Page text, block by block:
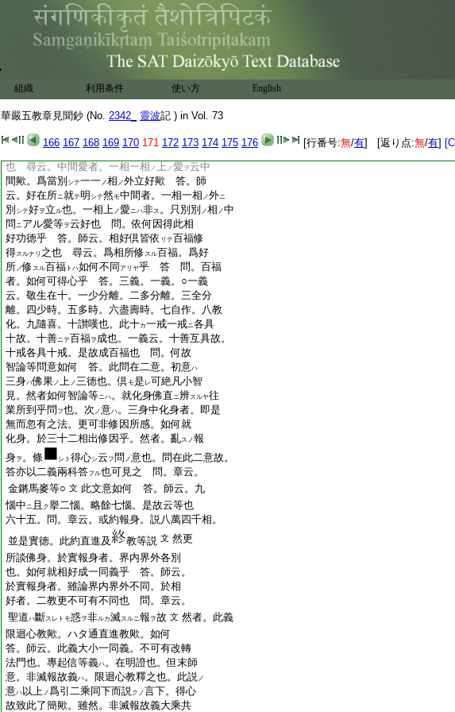
組織 利用条件 使い方 English
華嚴五教章見聞鈔 (No. 2342_ 靈波記 ) in Vol. 73
166 167 168 169 170 171 172 173 174 175 176 [行番号:無/有] [返り点:無/有]
體ト釋スルカ 故。不可屬常途三大廢立歟
問。此三説
中 各作 常等四句見
然者。隨
三説中。於四句不論不同歟 答。師云。
説四句隨三重可論四句不同也。先如
。第四約體中於無
常阿含門
中。論常無常等四句也。準此第
第二兩重四句 。亦可不同也 爲言
六十四。問。章云。明相好者 文 相與好不同
如何乎 答。相者三十二相。如常。好者。此三
也 尋云。中間愛者。一相一相 ノ 上 ノ 愛 ヲ云中
間歟。爲當別 シテ一一ノ相 ノ外立好歟 答。師
云。好在所ニ就テ明 シテ然モ中間者。一相一相 ノ外ニ
別 シテ好ヲ 立ル也。一相上ノ愛ニハ非ス 。只別別 ノ相 ノ中
問ニアル愛等ヲ云好也 問。依何因得此相
好功徳乎 答。師云。相好倶皆依 リテ百福修
得スルナリ 之也 尋云。爲相所修 スル百福。爲好
所ノ修 スル百福 トハ如何不同 アリヤ乎 答 問。百福
者。如何可得心乎 答。三義。一義。○一義
云。敬生在十。一少分離。二多分離。三全分
離。四少時。五多時。六盡壽時。七自作。八教
化。九隨喜。十讃嘆也。此十カ一戒一戒ニ各具
十故。十善ニテ百福ヲ 成也。一義云。十善互具故。
十戒各具十戒。是故成百福也 問。何故
智論等問意如何 答。此問在二意。初意ハ
三身ハ佛果ノ上ノ三徳也。倶モ是 レ可絶凡小智
見。然者如何智論等ニハ。就化身佛直ニ辨スルヤ往
業所到乎問 フ也。次 ノ意ハ。三身中化身者。即是
無而忽有之法。更可非修因所感。如何就
化身。於三十二相出修因乎。然者。亂スノ報
身ヲ 。條 シト 得心シ云 フ 問 ノ意也。問在此二意故。
答亦以二義兩科答フル也可見之 問。章云。
金鏘馬麥等○ 文 此文意如何 答。師云。九
惱中ニ 且 ク擧二惱。略餘七惱。是故云等也
六十五。問。章云。或約報身。説八萬四千相。
並是實徳。此約直進及
教等説 文 然更
所談佛身。於實報身者。界内界外各別
也。如何就相好成一同義乎 答。師云。
於實報身者。雖論界内界外不同。於相
好者。二教更不可有不同也 問。章云。
聖道ハ斷スレトモ惑ヲ非ルカ滅スルニ報 ヲ故 文 然者。此義
限迴心教歟。ハタ通直進教歟。如何
答。師云。此義大小一同義。不可有改轉
法門也。專起信等義ハ。在明證也。但末師
意。非滅報故義ハ。限迴心教釋之也。此説ノ
意ハ 以上ノ爲引二乘同下而説クノ言下。得心
故致此了簡歟。雖然。非滅報故義大乘共